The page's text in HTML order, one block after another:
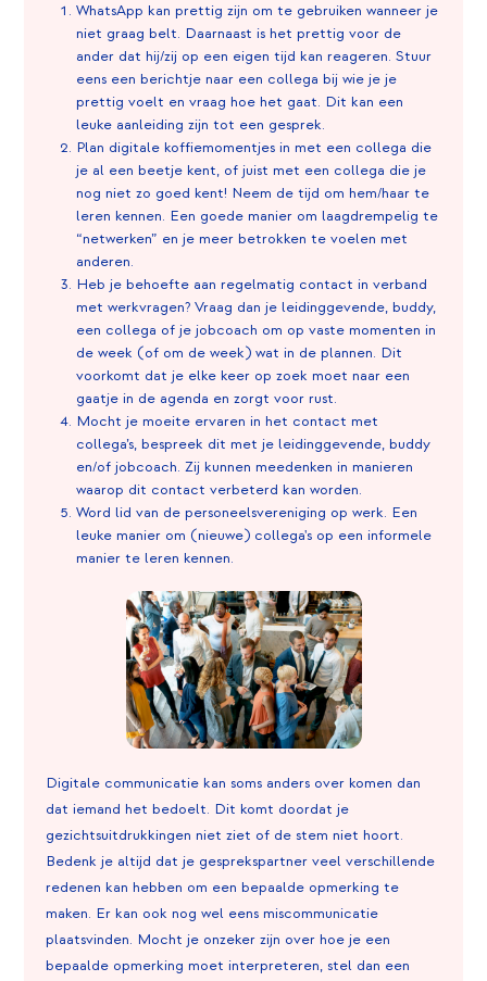
WhatsApp kan prettig zijn om te gebruiken wanneer je
niet graag belt. Daarnaast is het prettig voor de
ander dat hij/zij op een eigen tijd kan reageren. Stuur
eens een berichtje naar een collega bij wie je je
prettig voelt en vraag hoe het gaat. Dit kan een
leuke aanleiding zijn tot een gesprek.
Plan digitale koffiemomentjes in met een collega die
je al een beetje kent, of juist met een collega die je
nog niet zo goed kent! Neem de tijd om hem/haar te
leren kennen. Een goede manier om laagdrempelig te
“netwerken” en je meer betrokken te voelen met
anderen.
Heb je behoefte aan regelmatig contact in verband
met werkvragen? Vraag dan je leidinggevende, buddy,
een collega of je jobcoach om op vaste momenten in
de week (of om de week) wat in de plannen. Dit
voorkomt dat je elke keer op zoek moet naar een
gaatje in de agenda en zorgt voor rust.
Mocht je moeite ervaren in het contact met
collega’s, bespreek dit met je leidinggevende, buddy
en/of jobcoach. Zij kunnen meedenken in manieren
waarop dit contact verbeterd kan worden.
Word lid van de personeelsvereniging op werk. Een
leuke manier om (nieuwe) collega's op een informele
manier te leren kennen.
Digitale communicatie kan soms anders over komen dan
dat iemand het bedoelt. Dit komt doordat je
gezichtsuitdrukkingen niet ziet of de stem niet hoort.
Bedenk je altijd dat je gesprekspartner veel verschillende
redenen kan hebben om een bepaalde opmerking te
maken. Er kan ook nog wel eens miscommunicatie
plaatsvinden. Mocht je onzeker zijn over hoe je een
bepaalde opmerking moet interpreteren, stel dan een